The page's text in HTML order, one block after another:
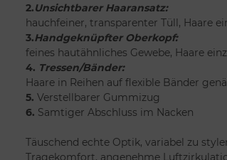
2.Unsichtbarer Haaransatz:
hauchfeiner, transparenter Tüll, Haare
3.Handgeknüpfter Oberkopf:
feines hautähnliches Gewebe, Haare
4. Tressen/Bänder:
Haare in Reihen auf flexible Bänder
5. Verstellbarer Gummizug
6. Samtiger Abschluss im Nacken
Täuschend echte Optik, variabel zu
Tragekomfort, angenehme